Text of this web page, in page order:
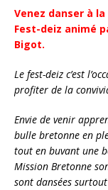
Venez danser à
Fest-deiz animé
Bigot.
Le fest-deiz c’est
profiter de la
Envie de venir
bulle bretonne en
tout en buvant une
Mission Bretonne
sont dansées